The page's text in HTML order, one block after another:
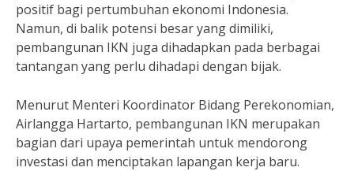
positif bagi pertumbuhan ekonomi Indonesia.
Namun, di balik potensi besar yang dimiliki,
pembangunan IKN juga dihadapkan pada berbagai
tantangan yang perlu dihadapi dengan bijak.
Menurut Menteri Koordinator Bidang Perekonomian,
Airlangga Hartarto, pembangunan IKN merupakan
bagian dari upaya pemerintah untuk mendorong
investasi dan menciptakan lapangan kerja baru.